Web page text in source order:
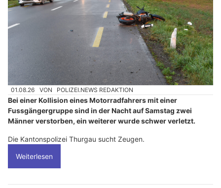
01.08.26 VON POLIZEI.NEWS REDAKTION
Bei einer Kollision eines Motorradfahrers mit einer
Fussgängergruppe sind in der Nacht auf Samstag zwei
Männer verstorben, ein weiterer wurde schwer verletzt.
Die Kantonspolizei Thurgau sucht Zeugen.
Weiterlesen